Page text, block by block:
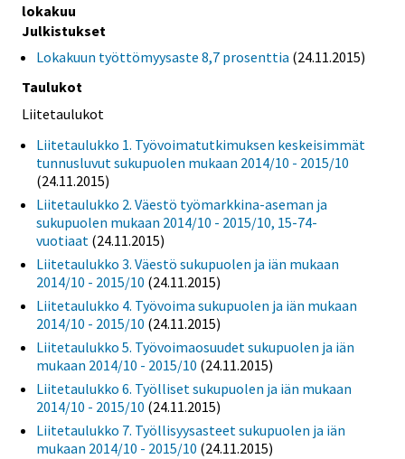
lokakuu
Julkistukset
Lokakuun työttömyysaste 8,7 prosenttia (24.11.2015)
Taulukot
Liitetaulukot
Liitetaulukko 1. Työvoimatutkimuksen keskeisimmät
tunnusluvut sukupuolen mukaan 2014/10 - 2015/10
(24.11.2015)
Liitetaulukko 2. Väestö työmarkkina-aseman ja
sukupuolen mukaan 2014/10 - 2015/10, 15-74-
vuotiaat (24.11.2015)
Liitetaulukko 3. Väestö sukupuolen ja iän mukaan
2014/10 - 2015/10 (24.11.2015)
Liitetaulukko 4. Työvoima sukupuolen ja iän mukaan
2014/10 - 2015/10 (24.11.2015)
Liitetaulukko 5. Työvoimaosuudet sukupuolen ja iän
mukaan 2014/10 - 2015/10 (24.11.2015)
Liitetaulukko 6. Työlliset sukupuolen ja iän mukaan
2014/10 - 2015/10 (24.11.2015)
Liitetaulukko 7. Työllisyysasteet sukupuolen ja iän
mukaan 2014/10 - 2015/10 (24.11.2015)